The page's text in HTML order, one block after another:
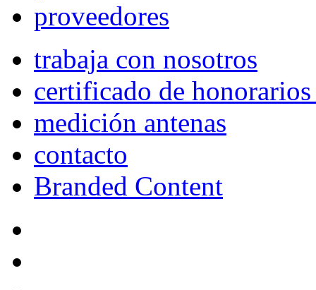
proveedores
trabaja con nosotros
certificado de
medición antenas
contacto
Branded Content